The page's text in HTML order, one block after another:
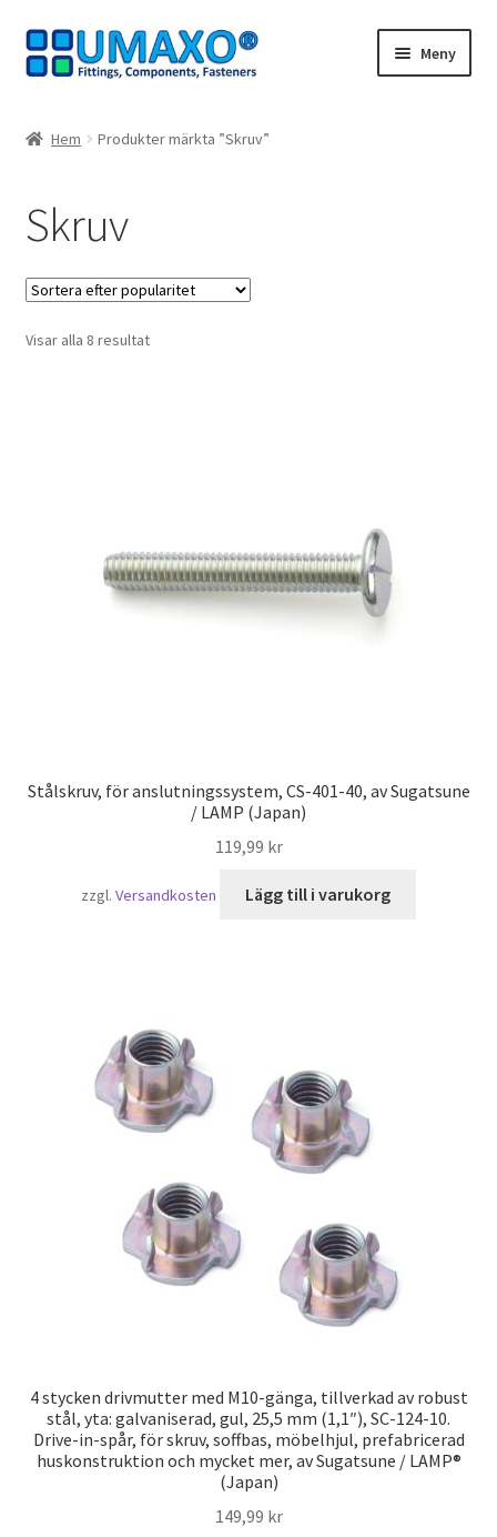
Hoppa
till
Hoppa
till
Meny
Avtryck
Dra dig ur kontraktet
Kassaapparat
Hem Produkter märkta ”Skruv”
Skruv
Visar alla 8 resultatSortera
Stålskruv, för anslutningssystem, CS-401-40, av Sugatsune
/ LAMP (Japan)
119,99 kr
zzgl.Versandkosten Lägg till i varukorg
4 stycken drivmutter med M10-gänga, tillverkad av robust
stål, yta: galvaniserad, gul, 25,5 mm (1,1″), SC-124-10.
Drive-in-spår, för skruv, soffbas, möbelhjul, prefabricerad
huskonstruktion och mycket mer, av Sugatsune / LAMP®
(Japan)
149,99 kr